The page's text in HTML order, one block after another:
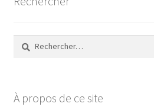
Rechercher :
À propos de ce site